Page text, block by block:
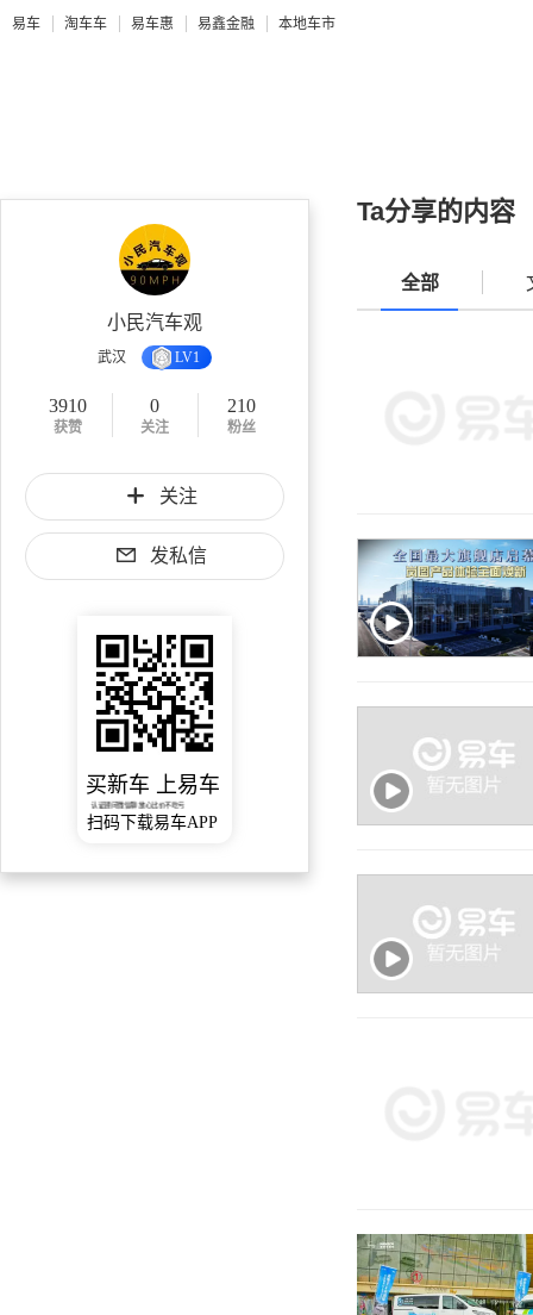
易车 淘车车 易车惠 易鑫金融 本地车市
小民汽车观
武汉 LV1
3910
获赞
0
关注
210
粉丝
关注
发私信
买新车 上易车
认证顾问微信聊 放心比价不吃亏
扫码下载易车APP
Ta分享的内容
全部